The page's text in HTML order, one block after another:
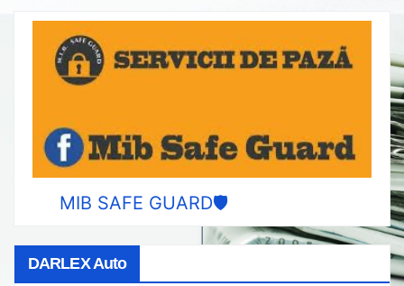
MIB SAFE GUARD🛡️
DARLEX Auto